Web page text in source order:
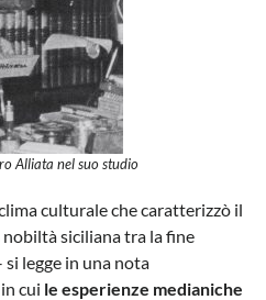
Alliata nel suo studio
culturale che caratterizzò il
siciliana tra la fine
si legge in una nota
cui le esperienze medianiche